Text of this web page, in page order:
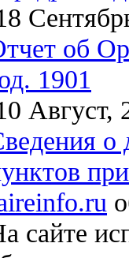
об
1901
Август,
о
сайте